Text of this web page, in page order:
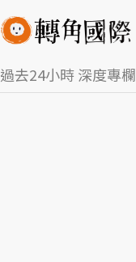
過去24小時深度專欄